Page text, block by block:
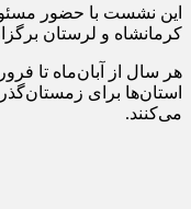
این نشست با حضور
کرمانشاه و لرستان
هر سال از آبان‌ماه تا
استان‌ها برای
می‌کنند.